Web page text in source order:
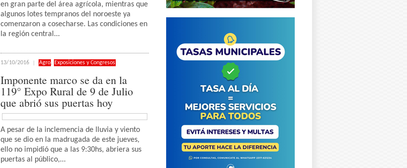
en gran parte del área agrícola, mientras que
algunos lotes tempranos del noroeste ya
comenzaron a cosecharse. Las condiciones en
la región central...
13/10/2016 Agro, Exposiciones y Congresos
Imponente marco se da en la
119° Expo Rural de 9 de Julio
que abrió sus puertas hoy
A pesar de la inclemencia de lluvia y viento
que se dio en la madrugada de este jueves,
ello no impidió que a las 9:30hs, abriera sus
puertas al público,...